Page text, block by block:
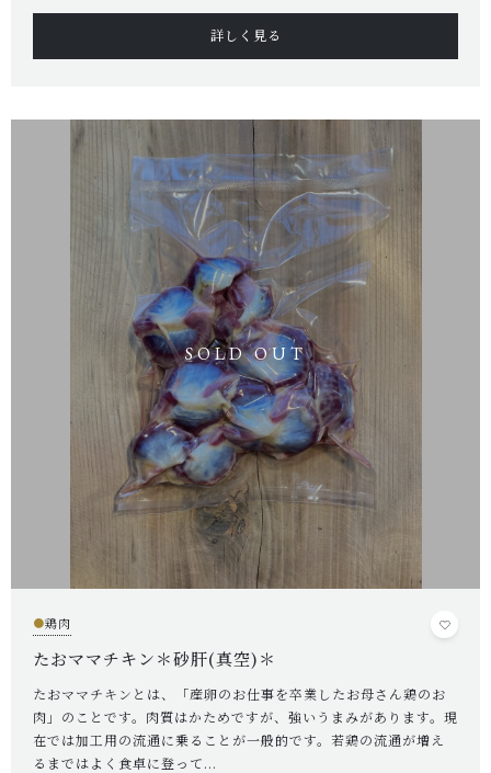
詳しく見る
●鶏肉
たおママチキン＊砂肝(真空)＊
たおママチキンとは、「産卵のお仕事を卒業したお母さん鶏のお
肉」のことです。肉質はかためですが、強いうまみがあります。現
在では加工用の流通に乗ることが一般的です。若鶏の流通が増え
るまではよく食卓に登って...